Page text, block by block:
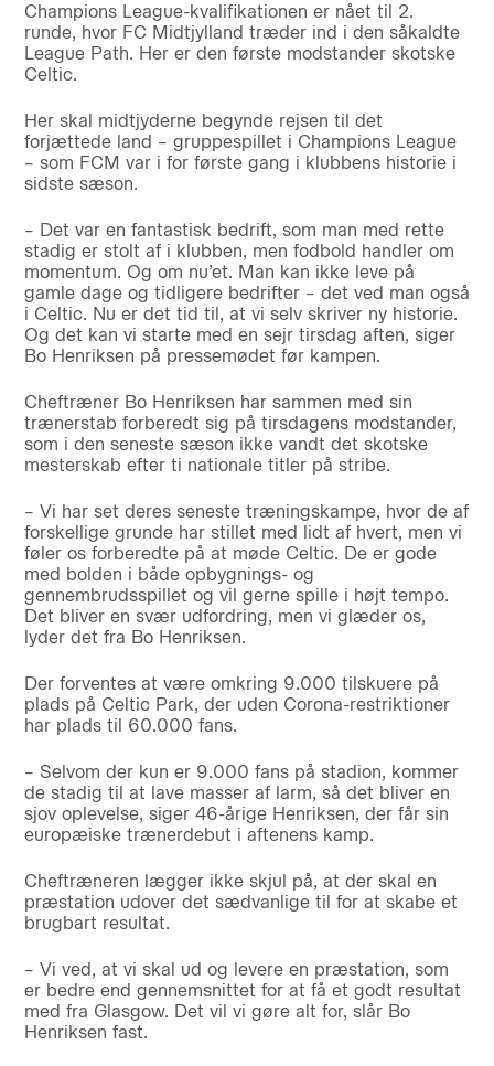
Champions League-kvalifikationen er nået til 2.
runde, hvor FC Midtjylland træder ind i den såkaldte
League Path. Her er den første modstander skotske
Celtic.
Her skal midtjyderne begynde rejsen til det
forjættede land – gruppespillet i Champions League
– som FCM var i for første gang i klubbens historie i
sidste sæson.
– Det var en fantastisk bedrift, som man med rette
stadig er stolt af i klubben, men fodbold handler om
momentum. Og om nu’et. Man kan ikke leve på
gamle dage og tidligere bedrifter – det ved man også
i Celtic. Nu er det tid til, at vi selv skriver ny historie.
Og det kan vi starte med en sejr tirsdag aften, siger
Bo Henriksen på pressemødet før kampen.
Cheftræner Bo Henriksen har sammen med sin
trænerstab forberedt sig på tirsdagens modstander,
som i den seneste sæson ikke vandt det skotske
mesterskab efter ti nationale titler på stribe.
– Vi har set deres seneste træningskampe, hvor de af
forskellige grunde har stillet med lidt af hvert, men vi
føler os forberedte på at møde Celtic. De er gode
med bolden i både opbygnings- og
gennembrudsspillet og vil gerne spille i højt tempo.
Det bliver en svær udfordring, men vi glæder os,
lyder det fra Bo Henriksen.
Der forventes at være omkring 9.000 tilskuere på
plads på Celtic Park, der uden Corona-restriktioner
har plads til 60.000 fans.
– Selvom der kun er 9.000 fans på stadion, kommer
de stadig til at lave masser af larm, så det bliver en
sjov oplevelse, siger 46-årige Henriksen, der får sin
europæiske trænerdebut i aftenens kamp.
Cheftræneren lægger ikke skjul på, at der skal en
præstation udover det sædvanlige til for at skabe et
brugbart resultat.
– Vi ved, at vi skal ud og levere en præstation, som
er bedre end gennemsnittet for at få et godt resultat
med fra Glasgow. Det vil vi gøre alt for, slår Bo
Henriksen fast.